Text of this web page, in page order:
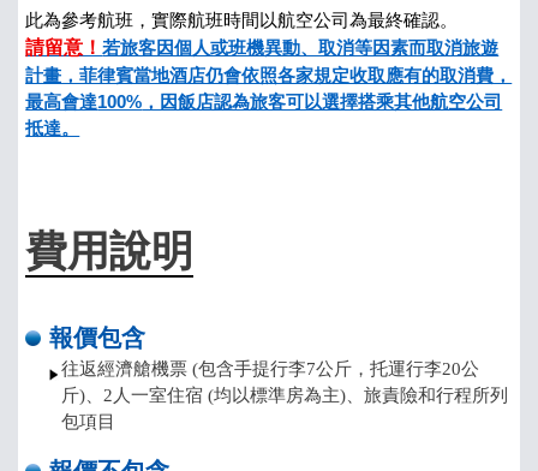
此為參考航班，實際航班時間以航空公司為最終確認。
請留意！若旅客因個人或班機異動、取消等因素而取消旅遊
計畫，菲律賓當地酒店仍會依照各家規定收取應有的取消費，
最高會達100% ，因飯店認為旅客可以選擇搭乘其他航空公司
抵達。
費用說明
報價包含
往返經濟艙機票 (包含手提行李7公斤，托運行李20公
斤)、2人一室住宿 (均以標準房為主)、旅責險和行程所列
包項目